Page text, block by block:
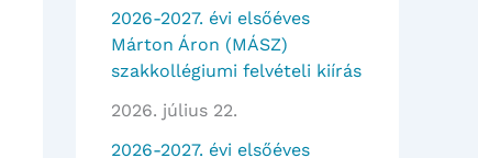
2026-2027. évi elsőéves
Márton Áron (MÁSZ)
szakkollégiumi felvételi kiírás
2026. július 22.
2026-2027. évi elsőéves